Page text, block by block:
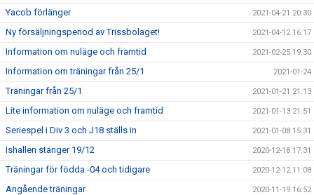
Yacob förlänger 2021-04-21 20:30
Ny försäljningsperiod av Trissbolaget! 2021-04-12 16:17
Information om nuläge och framtid 2021-02-25 19:30
Information om träningar från 25/1 2021-01-24
Träningar från 25/1 2021-01-21 21:13
Lite information om nuläge och framtid 2021-01-13 21:51
Seriespel i Div 3 och J18 ställs in 2021-01-08 15:31
Ishallen stänger 19/12 2020-12-18 17:31
Träningar för födda -04 och tidigare 2020-12-12 11:08
Angående träningar 2020-11-19 16:52